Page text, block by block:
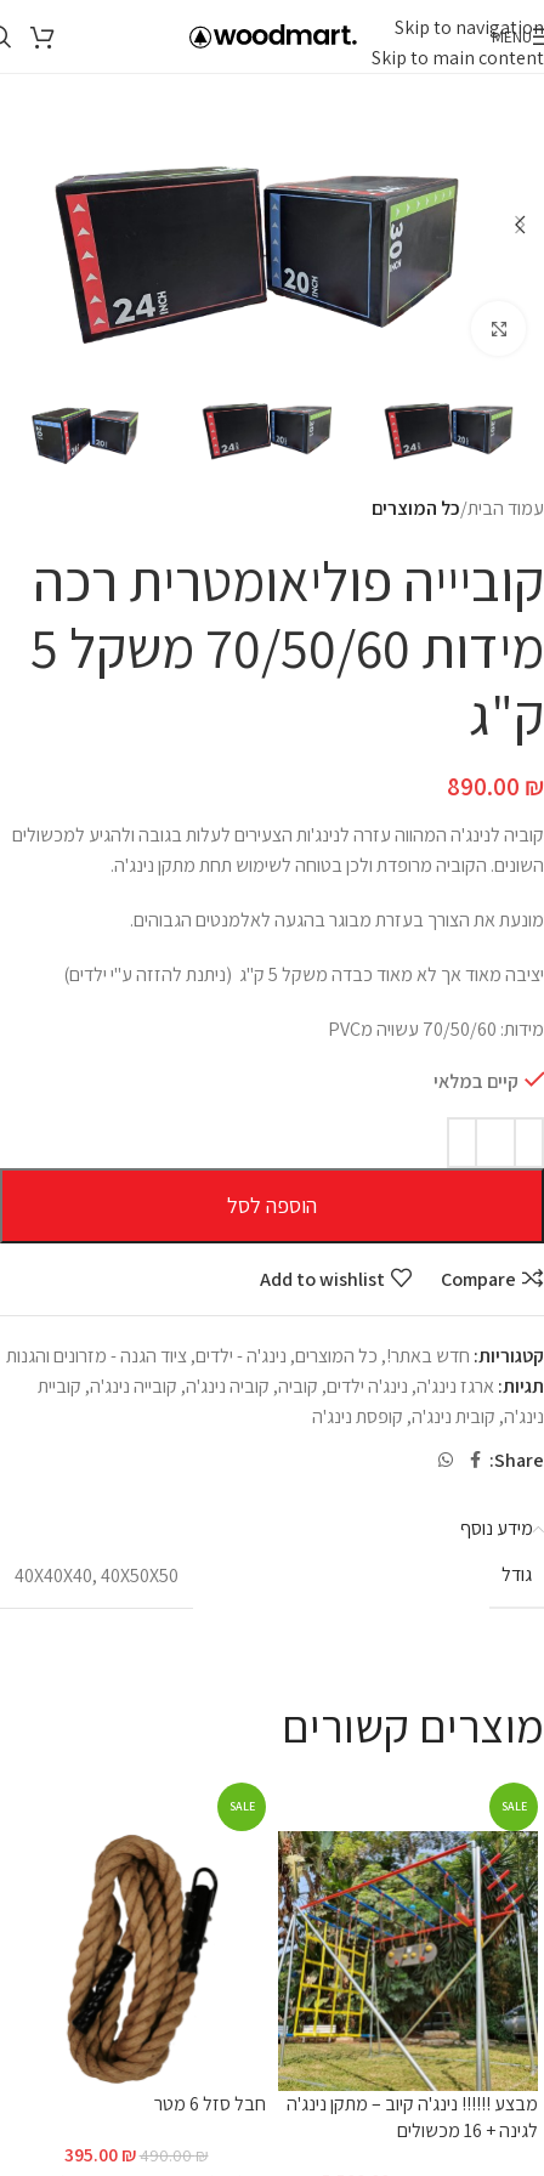
Skip to navigation
Skip to main content
MENU
Click to enlarge
עמוד הבית כל המוצרים
קוביייה פוליאומטרית רכה
מידות 70/50/60 משקל 5
ק"ג
890.00 ₪
קוביה לנינג'ה המהווה עזרה לנינג'ות הצעירים לעלות בגובה ולהגיע למכשולים
השונים. הקוביה מרופדת ולכן בטוחה לשימוש תחת מתקן נינג'ה.
מונעת את הצורך בעזרת מבוגר בהגעה לאלמנטים הגבוהים.
יציבה מאוד אך לא מאוד כבדה משקל 5 ק"ג (ניתנת להזזה ע"י ילדים)
מידות: 70/50/60 עשויה מPVC
קיים במלאי
הוספה לסל
Compare
Add to wishlist
קטגוריות: חדש באתר!, כל המוצרים, נינג'ה - ילדים,ציוד הגנה - מזרונים והגנות
תגיות: ארגז נינג'ה, נינג'ה ילדים, קוביה, קוביה נינג'ה, קובייה נינג'ה, קוביית
נינג'ה, קובית נינג'ה, קופסת נינג'ה
Share:
מידע נוסף
גודל
40X40X40,40X50X50
מוצרים קשורים
SALE
מבצע !!!!!! נינג'ה קיוב – מתקן נינג'ה
לגינה + 16 מכשולים
SALE
חבל סזל 6 מטר
490.00₪
395.00₪